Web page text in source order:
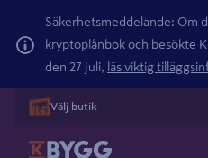
Säkerhetsmeddelande: Om
kryptoplånbok och besökte
den 27 juli, läs viktig
Välj butik